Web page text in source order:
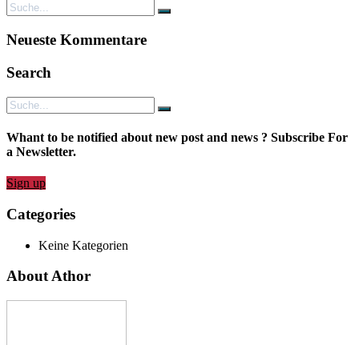
Neueste Kommentare
Search
Whant to be notified about new post and news ? Subscribe For
a Newsletter.
Sign up
Categories
Keine Kategorien
About Athor